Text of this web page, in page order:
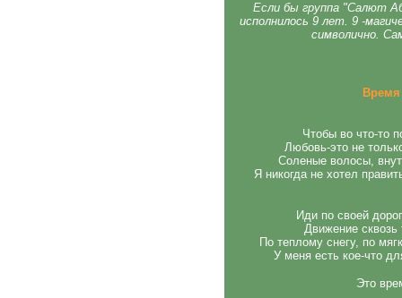
Если бы группа "Салют
исполнилось 9 лет. 9 -
символично.
Чтобы во что-то
Любовь-это не
Соленые волосы,
Я никогда не хотел
Иди по своей
Движение сквозь
По теплому снегу, по
У меня есть кое-что
Это